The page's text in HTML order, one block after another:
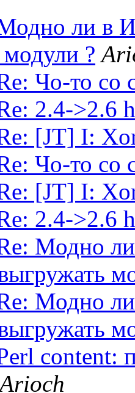
ли в
?
Чо-то со
2.4->2.6
[JT] I:
Чо-то со
[JT] I:
2.4->2.6
Модно
Модно
content:
Arioch